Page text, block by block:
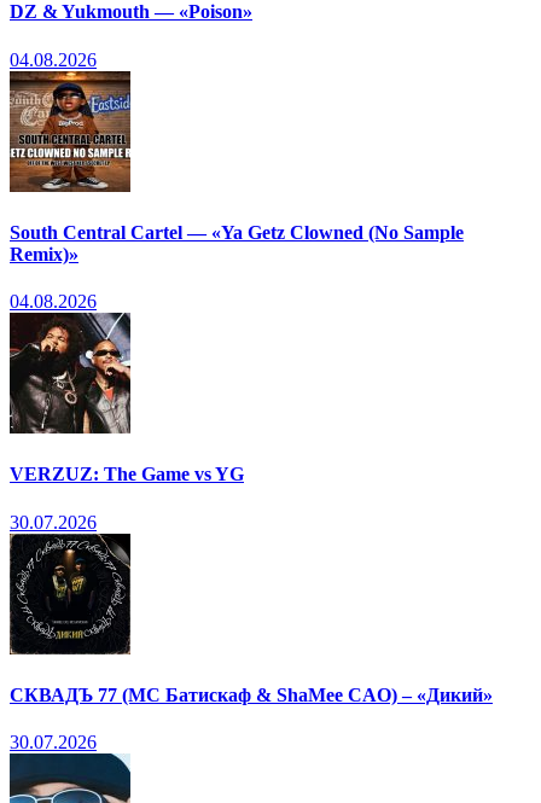
DZ & Yukmouth — «Poison»
04.08.2026
South Central Cartel — «Ya Getz Clowned (No Sample
Remix)»
04.08.2026
VERZUZ: The Game vs YG
30.07.2026
СКВАДЪ 77 (МС Батискаф & ShaMee CAO) – «Дикий»
30.07.2026